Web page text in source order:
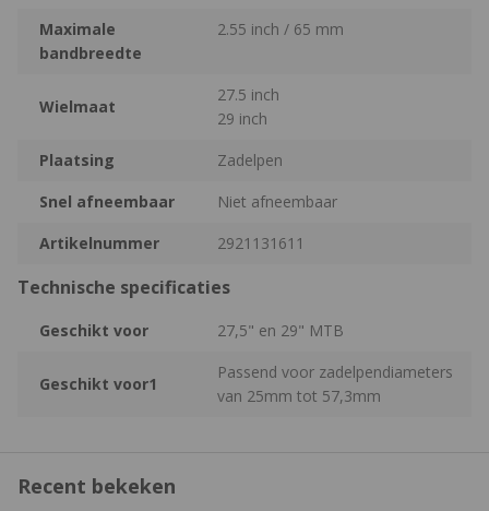
Maximale
bandbreedte
2.55 inch / 65 mm
Wielmaat
27.5 inch
29 inch
Plaatsing
Zadelpen
Snel afneembaar
Niet afneembaar
Artikelnummer
2921131611
Technische specificaties
Geschikt voor 27,5" en 29" MTB
Geschikt voor1
Passend voor zadelpendiameters
van 25mm tot 57,3mm
Recent bekeken